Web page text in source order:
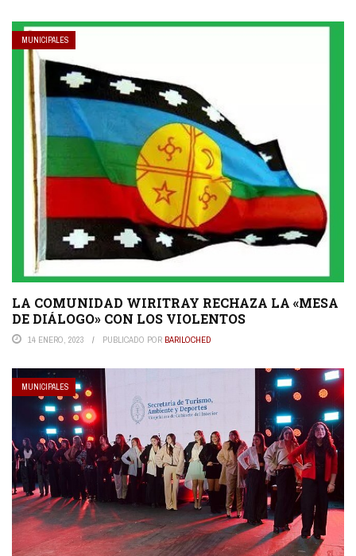
MUNICIPALES
LA COMUNIDAD WIRITRAY RECHAZA LA «MESA
DE DIÁLOGO» CON LOS VIOLENTOS
14 ENERO, 2023 PUBLICADO POR BARILOCHED
MUNICIPALES